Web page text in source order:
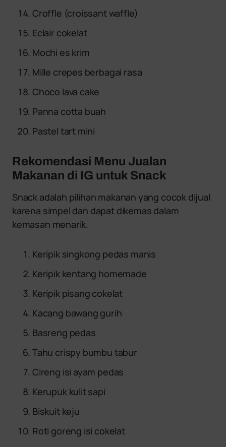
Croffle (croissant waffle)
Eclair cokelat
Mochi es krim
Mille crepes berbagai rasa
Choco lava cake
Panna cotta buah
Pastel tart mini
Rekomendasi Menu Jualan
Makanan di IG untuk Snack
Snack adalah pilihan makanan yang cocok dijual
karena simpel dan dapat dikemas dalam
kemasan menarik.
Keripik singkong pedas manis
Keripik kentang homemade
Keripik pisang cokelat
Kacang bawang gurih
Basreng pedas
Tahu crispy bumbu tabur
Cireng isi ayam pedas
Kerupuk kulit sapi
Biskuit keju
Roti goreng isi cokelat